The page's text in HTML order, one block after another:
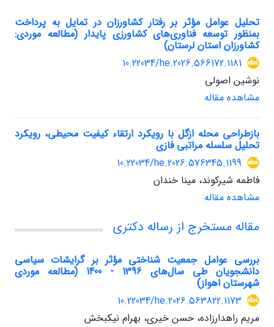
تحلیل عوامل مؤثر بر رفتار کشاورزان در تمایل به پرداخت
بمنظور توسعه فناوری‌های کشاورزی پایدار (مطالعه موردی:
کشاورزان استان لرستان)
10.22034/he.2026.566172.1181
نوشین اصولی
مشاهده مقاله
بازطراحی محله ازگل با رویکرد ارتقاء کیفیت محیطی، رویکرد
تحلیل سلسله مراتبی فازی
10.22034/he.2026.576345.1199
فاطمه شیرکوند، مینا خندان
مشاهده مقاله
مقاله مستخرج از رساله دکتری
بررسی عوامل جمعیت شناختی مؤثر بر گرایشات سیاسی
دانشجویان طی سال‌های 1396 - 1400 (مطالعه موردی
شهرستان اهواز)
10.22034/he.2026.563822.1173
مریم راهدارزاده، حسن خیری، بهرام نیکبخش